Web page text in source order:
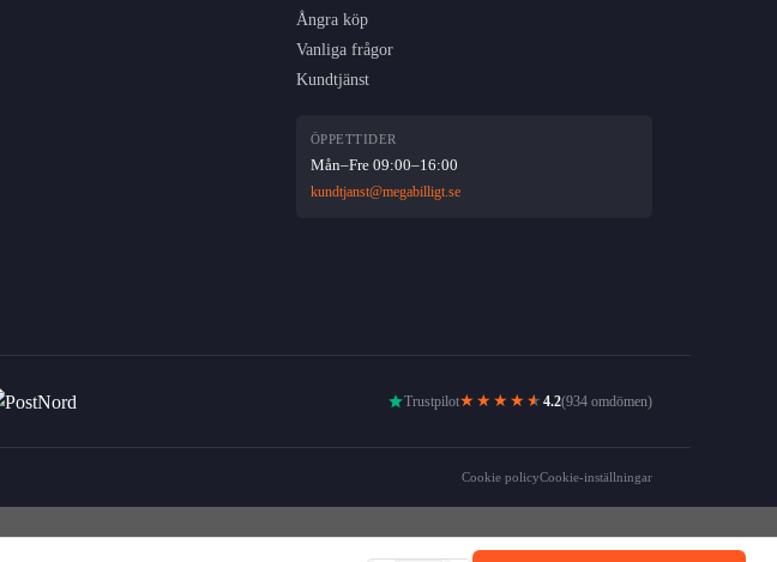
Ångra köp
Vanliga frågor
Kundtjänst
ÖPPETTIDER
Mån–Fre 09:00–16:00
kundtjanst@megabilligt.se
Trustpilot★★★★ ★ 4.2(934 omdömen)
Cookie policyCookie-inställningar